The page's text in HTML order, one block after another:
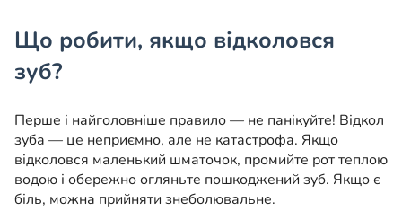
Що робити, якщо відколовся
зуб?
Перше і найголовніше правило — не панікуйте! Відкол
зуба — це неприємно, але не катастрофа. Якщо
відколовся маленький шматочок, промийте рот теплою
водою і обережно огляньте пошкоджений зуб. Якщо є
біль, можна прийняти знеболювальне.